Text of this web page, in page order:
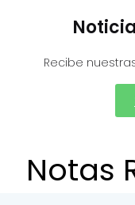
Recibe
Notas